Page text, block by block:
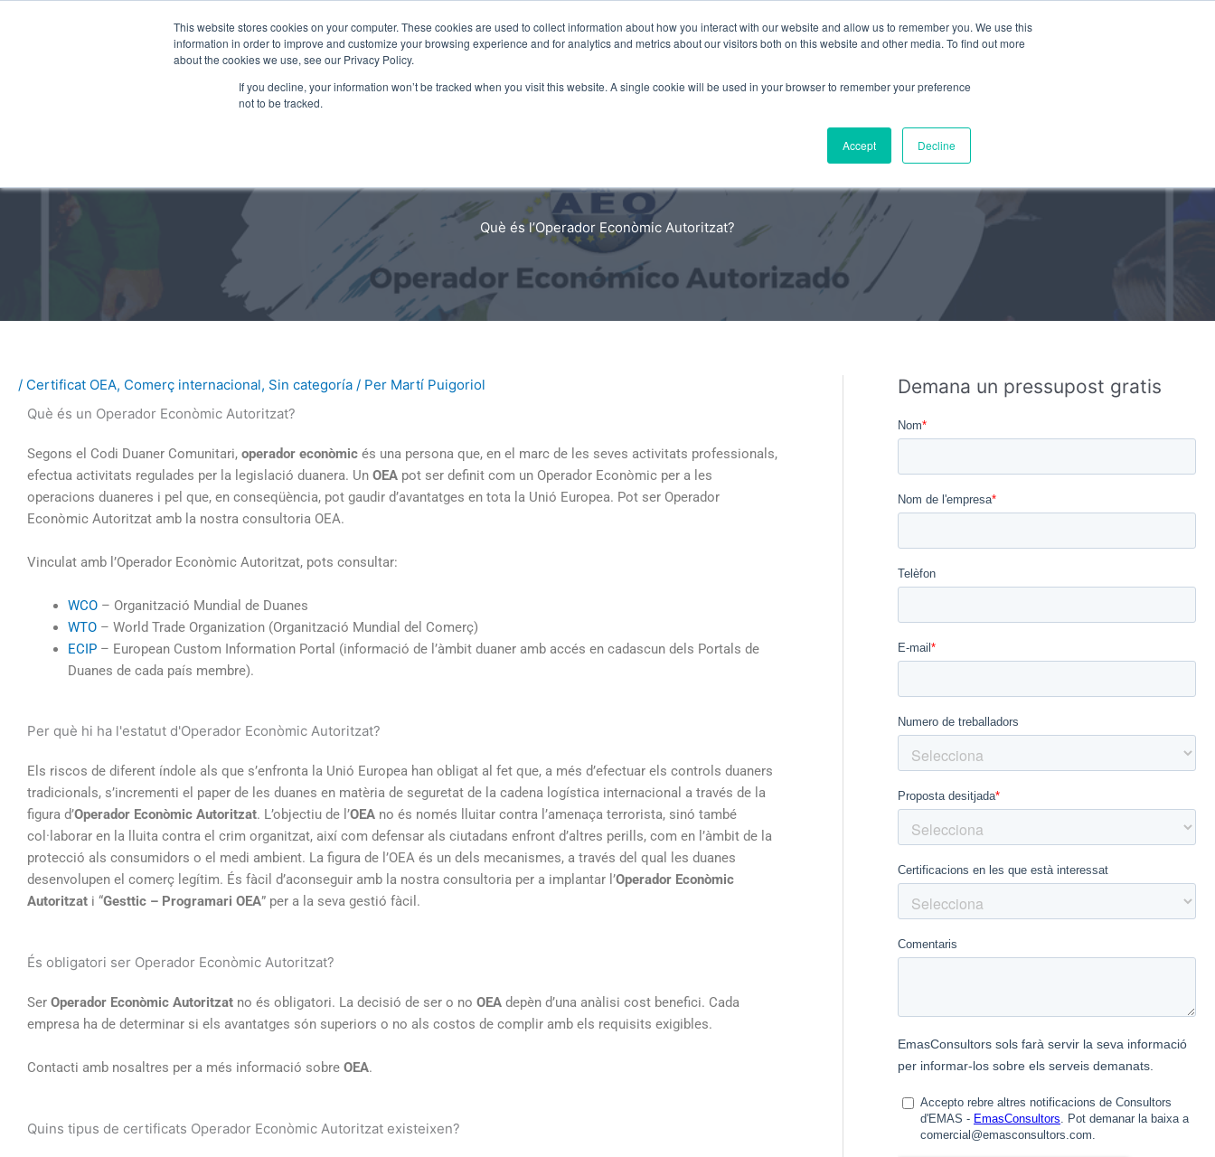
This website stores cookies on your computer. These cookies are used to collect information about how you interact with our website and allow us to remember you. We use this
information in order to improve and customize your browsing experience and for analytics and metrics about our visitors both on this website and other media. To find out more
about the cookies we use, see our Privacy Policy.
If you decline, your information won’t be tracked when you visit this website. A single cookie will be used in your browser to remember your preference
not to be tracked.
Accept Decline
Consultores ISO
Què és l’Operador Econòmic Autoritzat?
/ Certificat OEA, Comerç internacional, Sin categoría / Per Martí Puigoriol
Què és un Operador Econòmic Autoritzat?
Segons el Codi Duaner Comunitari, operador econòmic és una persona que, en el marc de les seves activitats professionals,
efectua activitats regulades per la legislació duanera. Un OEA pot ser definit com un Operador Econòmic per a les
operacions duaneres i pel que, en conseqüència, pot gaudir d’avantatges en tota la Unió Europea. Pot ser Operador
Econòmic Autoritzat amb la nostra consultoria OEA.
Vinculat amb l’Operador Econòmic Autoritzat, pots consultar:
WCO – Organització Mundial de Duanes
WTO – World Trade Organization (Organització Mundial del Comerç)
ECIP – European Custom Information Portal (informació de l’àmbit duaner amb accés en cadascun dels Portals de
Duanes de cada país membre).
Per què hi ha l'estatut d'Operador Econòmic Autoritzat?
Els riscos de diferent índole als que s’enfronta la Unió Europea han obligat al fet que, a més d’efectuar els controls duaners
tradicionals, s’incrementi el paper de les duanes en matèria de seguretat de la cadena logística internacional a través de la
figura d’Operador Econòmic Autoritzat. L’objectiu de l’OEA no és només lluitar contra l’amenaça terrorista, sinó també
col·laborar en la lluita contra el crim organitzat, així com defensar als ciutadans enfront d’altres perills, com en l’àmbit de la
protecció als consumidors o el medi ambient. La figura de l’OEA és un dels mecanismes, a través del qual les duanes
desenvolupen el comerç legítim. És fàcil d’aconseguir amb la nostra consultoria per a implantar l’Operador Econòmic
Autoritzat i “Gesttic – Programari OEA” per a la seva gestió fàcil.
És obligatori ser Operador Econòmic Autoritzat?
Ser Operador Econòmic Autoritzat no és obligatori. La decisió de ser o no OEA depèn d’una anàlisi cost benefici. Cada
empresa ha de determinar si els avantatges són superiors o no als costos de complir amb els requisits exigibles.
Contacti amb nosaltres per a més informació sobre OEA.
Quins tipus de certificats Operador Econòmic Autoritzat existeixen?
Demana un pressupost gratis